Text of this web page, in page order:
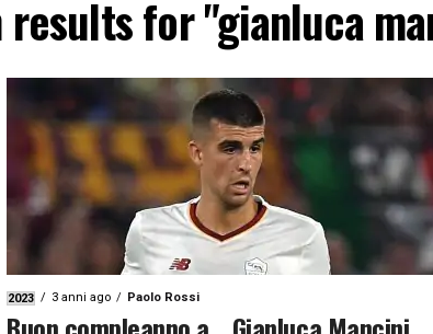
results for "gianluca
2023 3 anni ago Paolo Rossi